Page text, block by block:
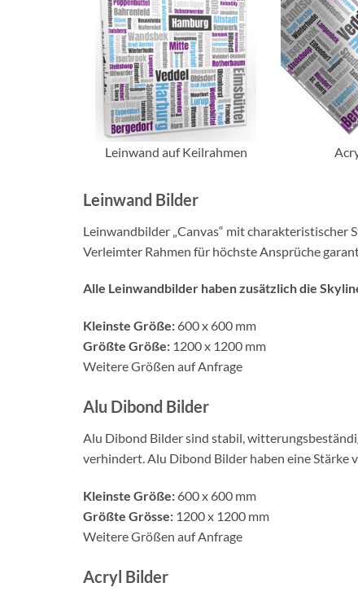
Leinwand auf Keilrahmen
Leinwand Bilder
Leinwandbilder „Canvas“ mit charakteristischer
Verleimter Rahmen für höchste Ansprüche
Alle Leinwandbilder haben zusätzlich die
Kleinste Größe: 600 x 600 mm
Größte Größe: 1200 x 1200 mm
Weitere Größen auf Anfrage
Alu Dibond Bilder
Alu Dibond Bilder sind stabil,
verhindert. Alu Dibond Bilder haben eine Stärke
Kleinste Größe: 600 x 600 mm
Größte Grösse: 1200 x 1200 mm
Weitere Größen auf Anfrage
Acryl Bilder